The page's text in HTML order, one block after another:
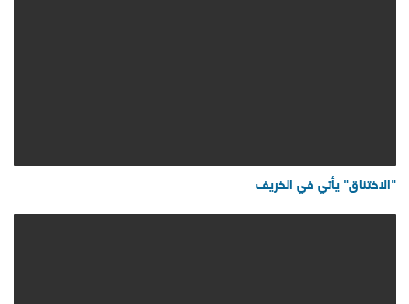
"الاختناق" يأتي في الخريف